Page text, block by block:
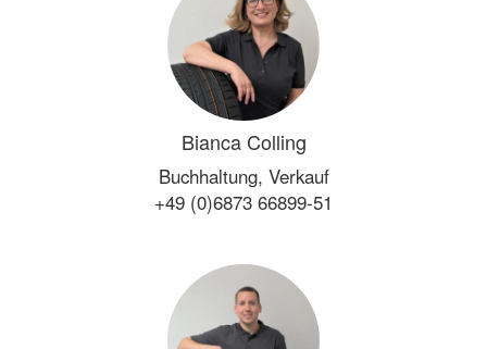
Bianca Colling
Buchhaltung, Verkauf
+49 (0)6873 66899-51